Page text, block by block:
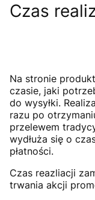
Czas
Na stronie
czasie, jaki
do wysyłki.
razu po
przelewem
wydłuża się o
płatności.
Czas reazliacji
trwania akcji